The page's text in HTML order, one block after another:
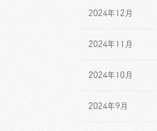
2024年12月
2024年11月
2024年10月
2024年9月